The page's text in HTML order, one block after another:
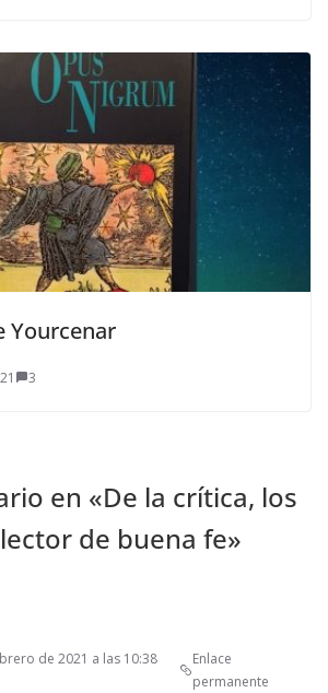
Yourcenar
3
en «De la crítica, los
de buena fe»
de 2021 a las 10:38
Enlace
permanente